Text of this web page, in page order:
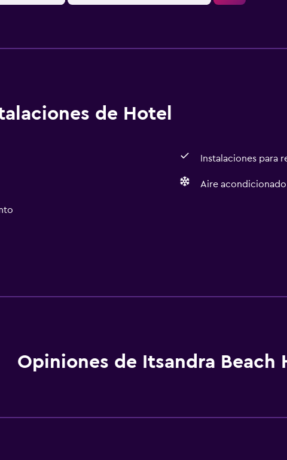
de Hotel
Instalaciones para
Aire acondicionado
Opiniones de Itsandra Beach